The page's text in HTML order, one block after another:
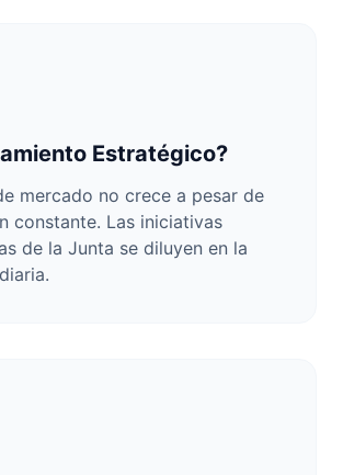
Estratégico?
mercado no crece a pesar de
constante. Las iniciativas
de la Junta se diluyen en la